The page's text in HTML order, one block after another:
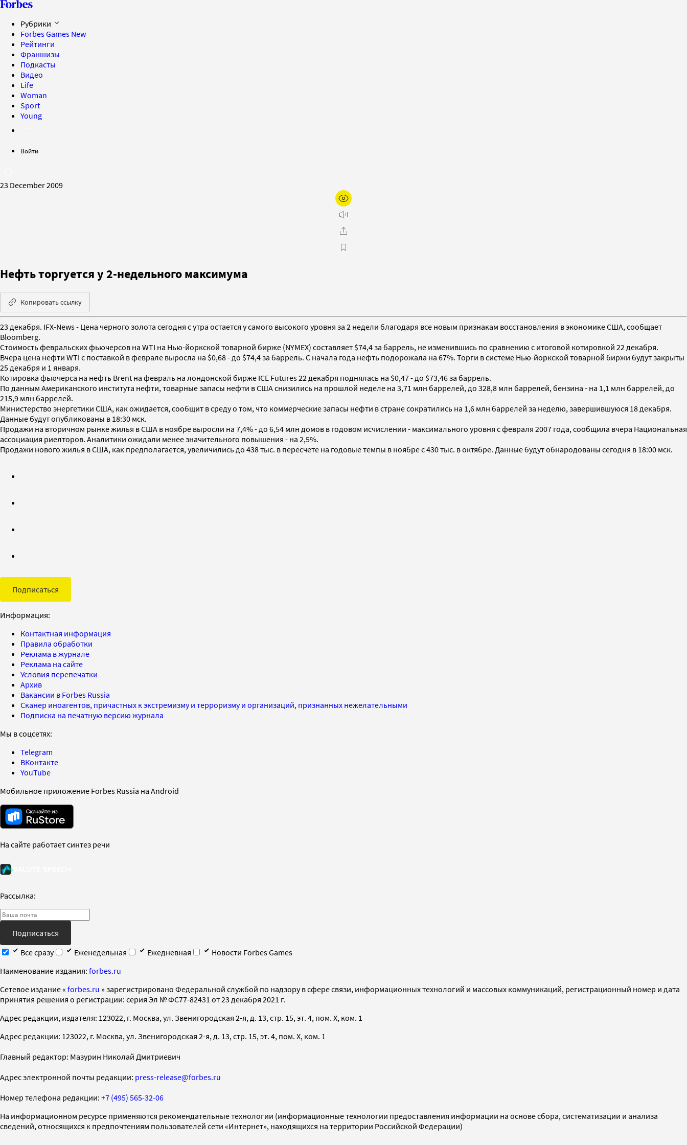
Рубрики
Forbes Games New
Рейтинги
Франшизы
Подкасты
Видео
Life
Woman
Sport
Young
Войти
23 December 2009
Нефть торгуется у 2-недельного максимума
Копировать ссылку
23 декабря. IFX-News - Цена черного золота сегодня с утра остается у самого высокого уровня за 2 недели благодаря все новым признакам восстановления в экономике США, сообщает
Bloomberg.
Стоимость февральских фьючерсов на WTI на Нью-йоркской товарной бирже (NYMEX) составляет $74,4 за баррель, не изменившись по сравнению с итоговой котировкой 22 декабря.
Вчера цена нефти WTI с поставкой в феврале выросла на $0,68 - до $74,4 за баррель. С начала года нефть подорожала на 67%. Торги в системе Нью-йоркской товарной биржи будут закрыты
25 декабря и 1 января.
Котировка фьючерса на нефть Brent на февраль на лондонской бирже ICE Futures 22 декабря поднялась на $0,47 - до $73,46 за баррель.
По данным Американского института нефти, товарные запасы нефти в США снизились на прошлой неделе на 3,71 млн баррелей, до 328,8 млн баррелей, бензина - на 1,1 млн баррелей, до
215,9 млн баррелей.
Министерство энергетики США, как ожидается, сообщит в среду о том, что коммерческие запасы нефти в стране сократились на 1,6 млн баррелей за неделю, завершившуюся 18 декабря.
Данные будут опубликованы в 18:30 мск.
Продажи на вторичном рынке жилья в США в ноябре выросли на 7,4% - до 6,54 млн домов в годовом исчислении - максимального уровня с февраля 2007 года, сообщила вчера Национальная
ассоциация риелторов. Аналитики ожидали менее значительного повышения - на 2,5%.
Продажи нового жилья в США, как предполагается, увеличились до 438 тыс. в пересчете на годовые темпы в ноябре с 430 тыс. в октябре. Данные будут обнародованы сегодня в 18:00 мск.
Подписаться
Информация:
Контактная информация
Правила обработки
Реклама в журнале
Реклама на сайте
Условия перепечатки
Архив
Вакансии в Forbes Russia
Сканер иноагентов, причастных к экстремизму и терроризму и организаций, признанных нежелательными
Подписка на печатную версию журнала
Мы в соцсетях:
Telegram
ВКонтакте
YouTube
Мобильное приложение Forbes Russia на Android
На сайте работает синтез речи
Рассылка:
Подписаться
Все сразу
Еженедельная Ежедневная
Новости Forbes Games
Наименование издания: forbes.ru
Cетевое издание « forbes.ru » зарегистрировано Федеральной службой по надзору в сфере связи, информационных технологий и массовых коммуникаций, регистрационный номер и дата
принятия решения о регистрации: серия Эл № ФС77-82431 от 23 декабря 2021 г.
Адрес редакции, издателя: 123022, г. Москва, ул. Звенигородская 2-я, д. 13, стр. 15, эт. 4, пом. X, ком. 1
Адрес редакции: 123022, г. Москва, ул. Звенигородская 2-я, д. 13, стр. 15, эт. 4, пом. X, ком. 1
Главный редактор: Мазурин Николай Дмитриевич
Адрес электронной почты редакции: press-release@forbes.ru
Номер телефона редакции: +7 (495) 565-32-06
На информационном ресурсе применяются рекомендательные технологии (информационные технологии предоставления информации на основе сбора, систематизации и анализа
сведений, относящихся к предпочтениям пользователей сети «Интернет», находящихся на территории Российской Федерации)